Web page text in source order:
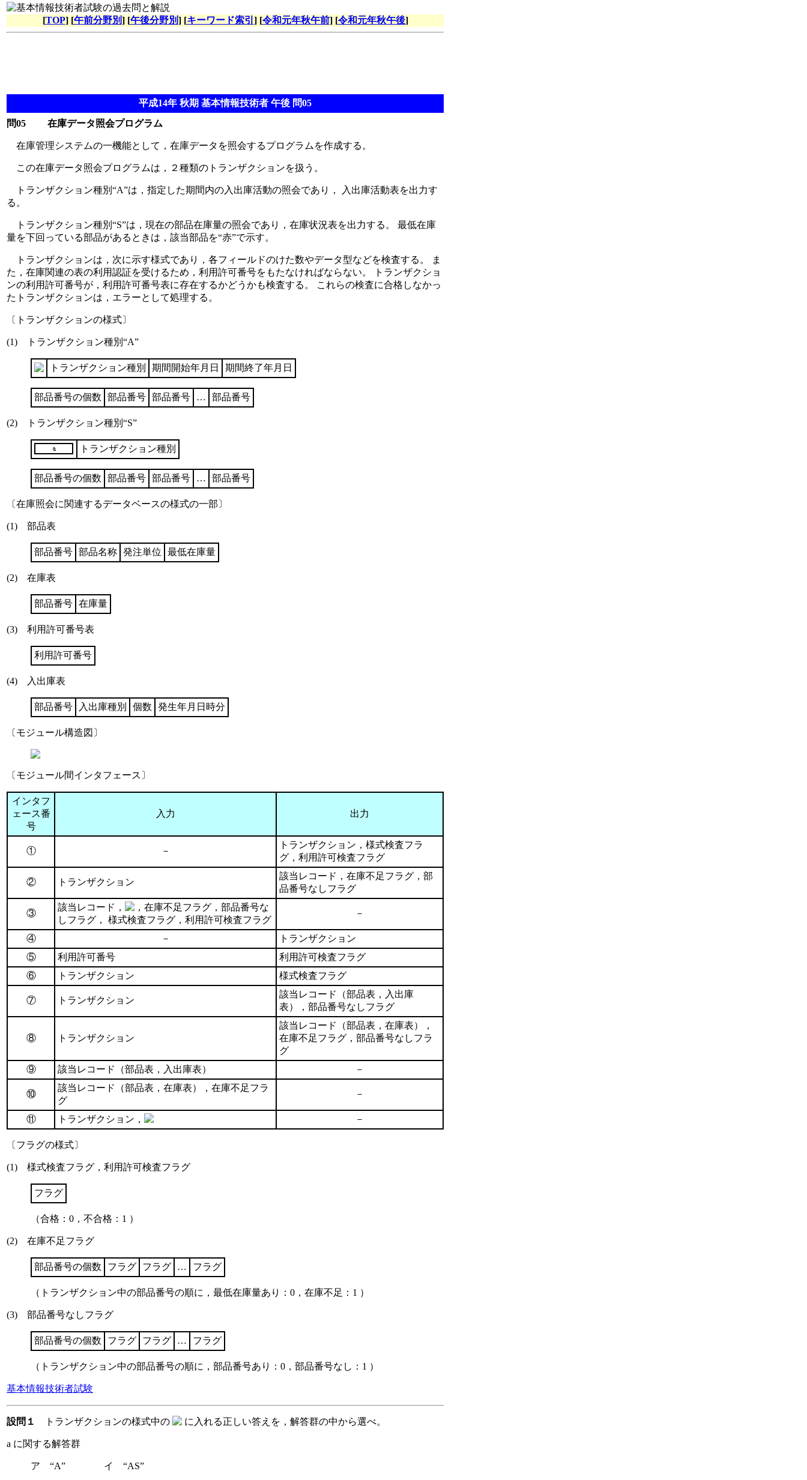
[TOP] [午前分野別] [午後分野別] [キーワード索引 ] [令和元年秋午前] [令和元年秋午後]
平成14年 秋期 基本情報技術者 午後 問05
問05
在庫データ照会プログラム
在庫管理システムの一機能として，在庫データを照会するプログラムを作成する。
この在庫データ照会プログラムは，２種類のトランザクションを扱う。
トランザクション種別“A”は，指定した期間内の入出庫活動の照会であり， 入出庫活動表を出力す
る。
トランザクション種別“S”は，現在の部品在庫量の照会であり，在庫状況表を出力する。 最低在庫
量を下回っている部品があるときは，該当部品を“赤”で示す。
トランザクションは，次に示す様式であり，各フィールドのけた数やデータ型などを検査する。 ま
た，在庫関連の表の利用認証を受けるため，利用許可番号をもたなければならない。 トランザクショ
ンの利用許可番号が，利用許可番号表に存在するかどうかも検査する。 これらの検査に合格しなかっ
たトランザクションは，エラーとして処理する。
〔トランザクションの様式〕
(1) トランザクション種別“A”
トランザクション種別 期間開始年月日 期間終了年月日
部品番号の個数 部品番号 部品番号 … 部品番号
(2) トランザクション種別“S”
トランザクション種別
部品番号の個数 部品番号 部品番号 … 部品番号
〔在庫照会に関連するデータベースの様式の一部〕
(1) 部品表
部品番号 部品名称 発注単位 最低在庫量
(2) 在庫表
部品番号 在庫量
(3) 利用許可番号表
利用許可番号
(4) 入出庫表
部品番号 入出庫種別 個数 発生年月日時分
〔モジュール構造図〕
〔モジュール間インタフェース〕
インタフ
ェース番
号
入力 出力
① －
トランザクション，様式検査フラ
グ，利用許可検査フラグ
② トランザクション
該当レコード，在庫不足フラグ，部
品番号なしフラグ
③
該当レコード，
，在庫不足フラグ，部品番号な
しフラグ， 様式検査フラグ，利用許可検査フラグ
－
④ －
トランザクション
⑤
利用許可番号
利用許可検査フラグ
⑥
トランザクション 様式検査フラグ
⑦ トランザクション
該当レコード（部品表，入出庫
表），部品番号なしフラグ
⑧ トランザクション
該当レコード（部品表，在庫表），
在庫不足フラグ，部品番号なしフラ
グ
⑨
該当レコード（部品表，入出庫表） －
⑩
該当レコード（部品表，在庫表），在庫不足フラ
グ
－
⑪ トランザクション， －
〔フラグの様式〕
(1) 様式検査フラグ，利用許可検査フラグ
フラグ
（合格：0，不合格：1 ）
(2) 在庫不足フラグ
部品番号の個数 フラグ フラグ … フラグ
（トランザクション中の部品番号の順に，最低在庫量あり：0，在庫不足：1 ）
(3) 部品番号なしフラグ
部品番号の個数 フラグ フラグ … フラグ
（トランザクション中の部品番号の順に，部品番号あり：0，部品番号なし：1 ）
基本情報技術者試験
設問１ トランザクションの様式中の に入れる正しい答えを，解答群の中から選べ。
a に関する解答群
ア “A” イ “AS”